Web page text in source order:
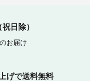
日除）
お届け
げで送料無料